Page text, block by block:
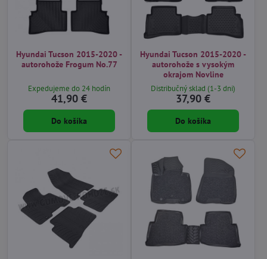
Hyundai Tucson 2015-2020 -
autorohože Frogum No.77
Expedujeme do 24 hodín
41,90 €
Do košíka
Hyundai Tucson 2015-2020 -
autorohože s vysokým
okrajom Novline
Distribučný sklad (1-3 dni)
37,90 €
Do košíka